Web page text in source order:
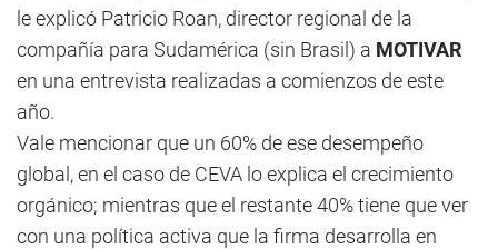
le explicó Patricio Roan, director regional de la
compañía para Sudamérica (sin Brasil) a MOTIVAR
en una entrevista realizadas a comienzos de este
año.
Vale mencionar que un 60% de ese desempeño
global, en el caso de CEVA lo explica el crecimiento
orgánico; mientras que el restante 40% tiene que ver
con una política activa que la firma desarrolla en